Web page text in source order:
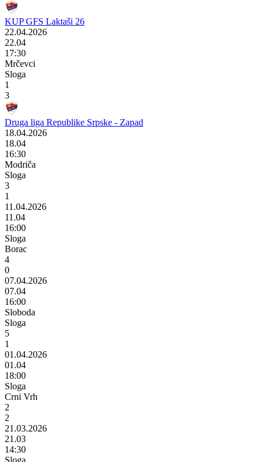
KUP GFS Laktaši 26
22.04.2026
22.04
17:30
Mrčevci
Sloga
1
3
Druga liga Republike Srpske - Zapad
18.04.2026
18.04
16:30
Modriča
Sloga
3
1
11.04.2026
11.04
16:00
Sloga
Borac
4
0
07.04.2026
07.04
16:00
Sloboda
Sloga
5
1
01.04.2026
01.04
18:00
Sloga
Crni Vrh
2
2
21.03.2026
21.03
14:30
Sloga